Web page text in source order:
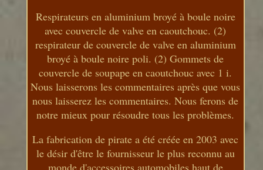
Respirateurs en aluminium broyé à boule noire
avec couvercle de valve en caoutchouc. (2)
respirateur de couvercle de valve en aluminium
broyé à boule noire poli. (2) Gommets de
couvercle de soupape en caoutchouc avec 1 i.
Nous laisserons les commentaires après que vous
nous laisserez les commentaires. Nous ferons de
notre mieux pour résoudre tous les problèmes.
La fabrication de pirate a été créée en 2003 avec
le désir d'être le fournisseur le plus reconnu au
monde d'accessoires automobiles haut de